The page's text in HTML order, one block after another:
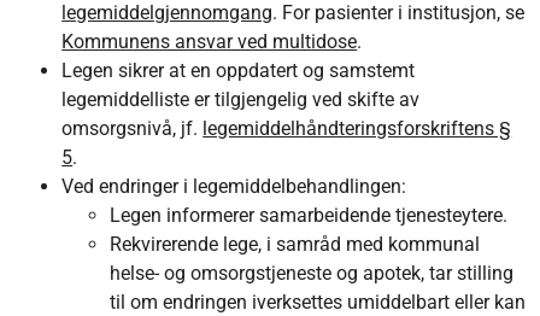
legemiddelgjennomgang. For pasienter i institusjon, se
Kommunens ansvar ved multidose.
Legen sikrer at en oppdatert og samstemt
legemiddelliste er tilgjengelig ved skifte av
omsorgsnivå, jf. legemiddelhåndteringsforskriftens §
5.
Ved endringer i legemiddelbehandlingen:
Legen informerer samarbeidende tjenesteytere.
Rekvirerende lege, i samråd med kommunal
helse- og omsorgstjeneste og apotek, tar stilling
til om endringen iverksettes umiddelbart eller kan